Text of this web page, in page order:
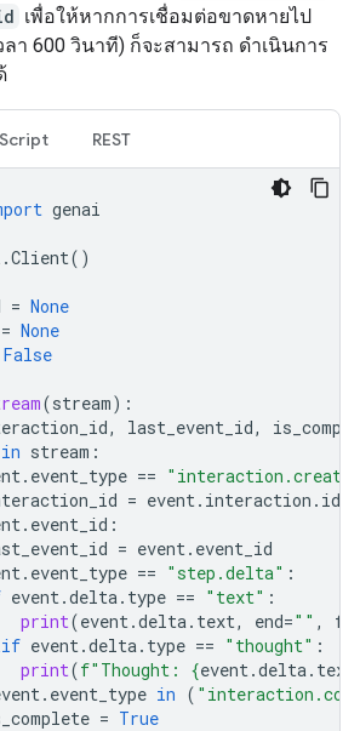
เพื่อให้หากการเชื่อมต่อขาดหายไป
า 600 วินาที) ก็จะสามารถ ดำเนินการ
REST
genai
.Client()
= None
= None
False
(stream):
, last_event_id,
in stream :
. event_type ==
= event. interaction . id
. event_id :
= event. event_id
. event_type == "step.delta" :
event.delta. type == "text" :
print(event.delta. text, end="" ,
event.delta. type == "thought" :
print(f"Thought: {event.delta. text
. event_type in (
= True